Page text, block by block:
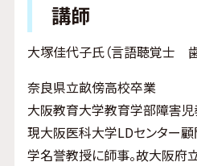
講師
大塚佳代子氏（言語聴覚士
奈良県立畝傍高校卒業
大阪教育大学教育学部障害
現大阪医科大学LDセンター
学名誉教授に師事。故大阪府